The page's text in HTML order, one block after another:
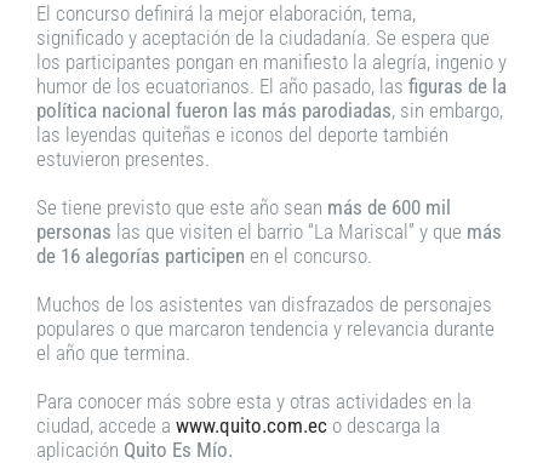
El concurso definirá la mejor elaboración, tema,
significado y aceptación de la ciudadanía. Se espera que
los participantes pongan en manifiesto la alegría, ingenio y
humor de los ecuatorianos. El año pasado, las figuras de la
política nacional fueron las más parodiadas, sin embargo,
las leyendas quiteñas e iconos del deporte también
estuvieron presentes.
Se tiene previsto que este año sean más de 600 mil
personas las que visiten el barrio “La Mariscal” y que más
de 16 alegorías participen en el concurso.
Muchos de los asistentes van disfrazados de personajes
populares o que marcaron tendencia y relevancia durante
el año que termina.
Para conocer más sobre esta y otras actividades en la
ciudad, accede a www.quito.com.ec o descarga la
aplicación Quito Es Mío.